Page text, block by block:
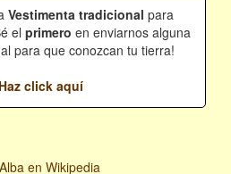
Vestimenta tradicional para
el primero en enviarnos alguna
para que conozcan tu tierra!
Haz click aquí
en Wikipedia